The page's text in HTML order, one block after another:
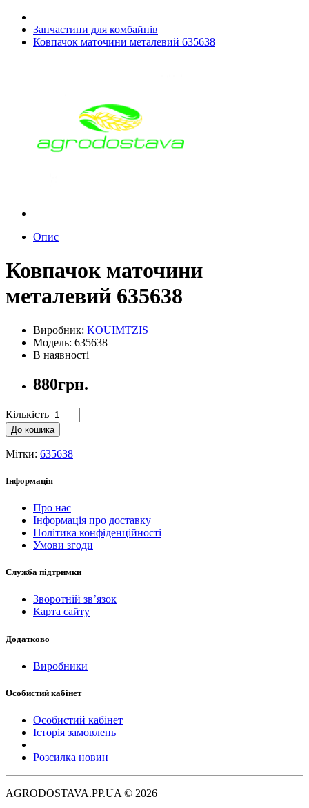
Запчастини для комбайнів
Ковпачок маточини металевий 635638
Опис
Ковпачок маточини
металевий 635638
Виробник: KOUIMTZIS
Модель: 635638
В наявності
880грн.
Кількість
До кошика
Мітки: 635638
Інформація
Про нас
Інформація про доставку
Політика конфіденційності
Умови згоди
Служба підтримки
Зворотній зв’язок
Карта сайту
Додатково
Виробники
Особистий кабінет
Особистий кабінет
Історія замовлень
Розсилка новин
AGRODOSTAVA.PP.UA © 2026